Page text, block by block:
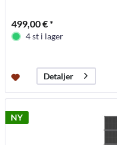
499,00 € *
4 st i lager
Detaljer
NY